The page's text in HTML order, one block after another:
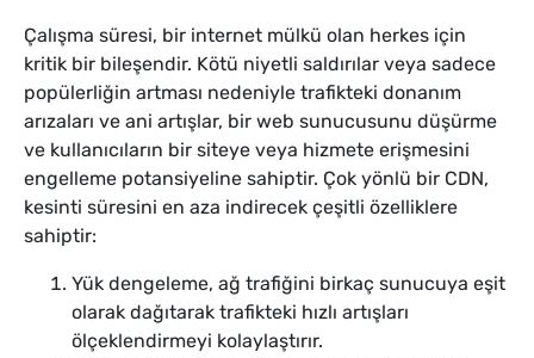
Çalışma süresi, bir internet mülkü olan herkes için
kritik bir bileşendir. Kötü niyetli saldırılar veya sadece
popülerliğin artması nedeniyle trafikteki donanım
arızaları ve ani artışlar, bir web sunucusunu düşürme
ve kullanıcıların bir siteye veya hizmete erişmesini
engelleme potansiyeline sahiptir. Çok yönlü bir CDN,
kesinti süresini en aza indirecek çeşitli özelliklere
sahiptir:
Yük dengeleme, ağ trafiğini birkaç sunucuya eşit
olarak dağıtarak trafikteki hızlı artışları
ölçeklendirmeyi kolaylaştırır.